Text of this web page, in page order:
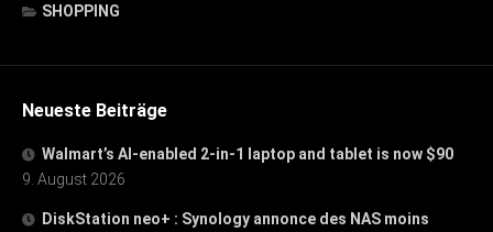
SHOPPING
Neueste Beiträge
Walmart’s AI-enabled 2-in-1 laptop and tablet is now $90
9. August 2026
DiskStation neo+ : Synology annonce des NAS moins